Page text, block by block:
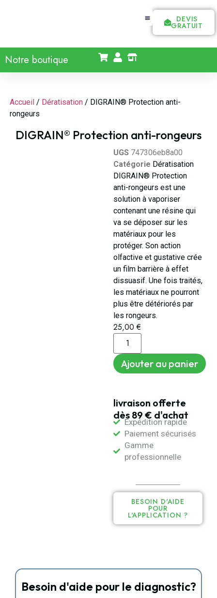
DEVIS
GRATUIT
Notre boutique
Accueil / Dératisation / DIGRAIN® Protection anti-
rongeurs
DIGRAIN® Protection anti-rongeurs
UGS 747306eb8a00
Catégorie Dératisation
DIGRAIN® Protection
anti-rongeurs est une
solution à vaporiser
contenant une résine qui
va se déposer sur les
matériaux pour les
protéger. Son action
olfactive et gustative crée
un film barrière à effet
dissuasif. Une fois traités,
les matériaux ne pourront
plus être détériorés par
les rongeurs.
25,00€
Ajouter au panier
livraison offerte
dès 89 € d'achat
Expédition rapide
Paiement sécurisés
Gamme
professionnelle
BESOIN D'AIDE
POUR
L'APPLICATION ?
Besoin d'aide pour le diagnostic?